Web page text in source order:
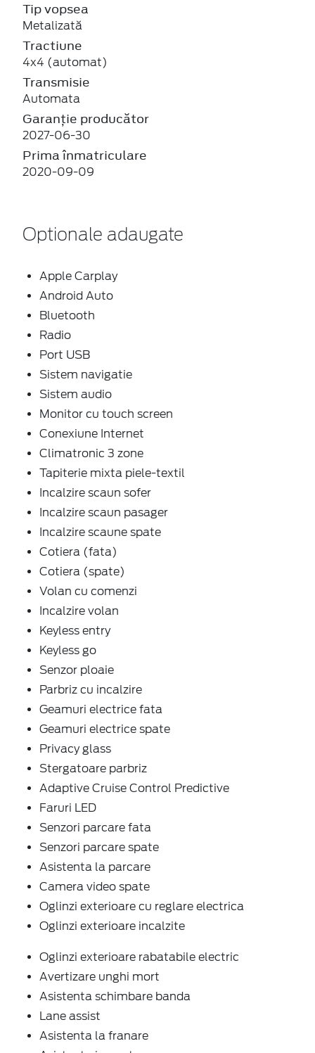
Tip vopsea
Metalizată
Tractiune
4x4 (automat)
Transmisie
Automata
Garanție producător
2027-06-30
Prima înmatriculare
2020-09-09
Optionale adaugate
Apple Carplay
Android Auto
Bluetooth
Radio
Port USB
Sistem navigatie
Sistem audio
Monitor cu touch screen
Conexiune Internet
Climatronic 3 zone
Tapiterie mixta piele-textil
Incalzire scaun sofer
Incalzire scaun pasager
Incalzire scaune spate
Cotiera (fata)
Cotiera (spate)
Volan cu comenzi
Incalzire volan
Keyless entry
Keyless go
Senzor ploaie
Parbriz cu incalzire
Geamuri electrice fata
Geamuri electrice spate
Privacy glass
Stergatoare parbriz
Adaptive Cruise Control Predictive
Faruri LED
Senzori parcare fata
Senzori parcare spate
Asistenta la parcare
Camera video spate
Oglinzi exterioare cu reglare electrica
Oglinzi exterioare incalzite
Oglinzi exterioare rabatabile electric
Avertizare unghi mort
Asistenta schimbare banda
Lane assist
Asistenta la franare